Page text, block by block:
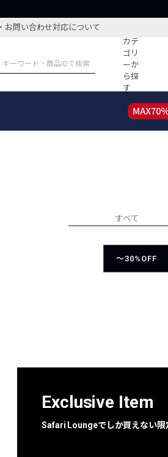
問い合わせ対応について
カテ
ゴリ
ーか
ら探
す
すべて
～30%OFF
Exclusive Item
Safari Loungeでしか買えない限